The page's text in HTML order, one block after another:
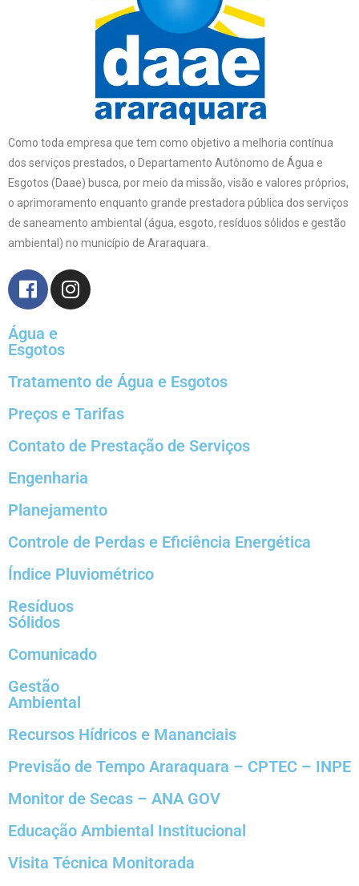
Como toda empresa que tem como objetivo a melhoria contínua
dos serviços prestados, o Departamento Autônomo de Água e
Esgotos (Daae) busca, por meio da missão, visão e valores próprios,
o aprimoramento enquanto grande prestadora pública dos serviços
de saneamento ambiental (água, esgoto, resíduos sólidos e gestão
ambiental) no município de Araraquara.
Água e
Esgotos
Tratamento de Água e Esgotos
Preços e Tarifas
Contato de Prestação de Serviços
Engenharia
Planejamento
Controle de Perdas e Eficiência Energética
Índice Pluviométrico
Resíduos
Sólidos
Comunicado
Gestão
Ambiental
Recursos Hídricos e Mananciais
Previsão de Tempo Araraquara – CPTEC – INPE
Monitor de Secas – ANA GOV
Educação Ambiental Institucional
Visita Técnica Monitorada